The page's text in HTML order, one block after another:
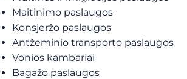
Maitinimo paslaugos
Konsjeržo paslaugos
Antžeminio transporto paslaugos
Vonios kambariai
Bagažo paslaugos